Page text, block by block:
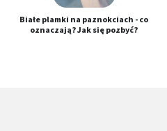
Białe plamki na paznokciach - co
oznaczają? Jak się pozbyć?